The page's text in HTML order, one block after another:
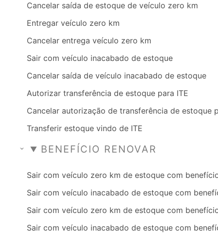
Cancelar saída de estoque de veículo zero km
Entregar veículo zero km
Cancelar entrega veículo zero km
Sair com veículo inacabado de estoque
Cancelar saída de veículo inacabado de estoque
Autorizar transferência de estoque para ITE
Cancelar autorização de transferência de estoque
Transferir estoque vindo de ITE
BENEFÍCIO RENOVAR
Sair com veículo zero km de estoque com
Sair com veículo inacabado de estoque com
Sair com veículo zero km de estoque com
Sair com veículo inacabado de estoque com